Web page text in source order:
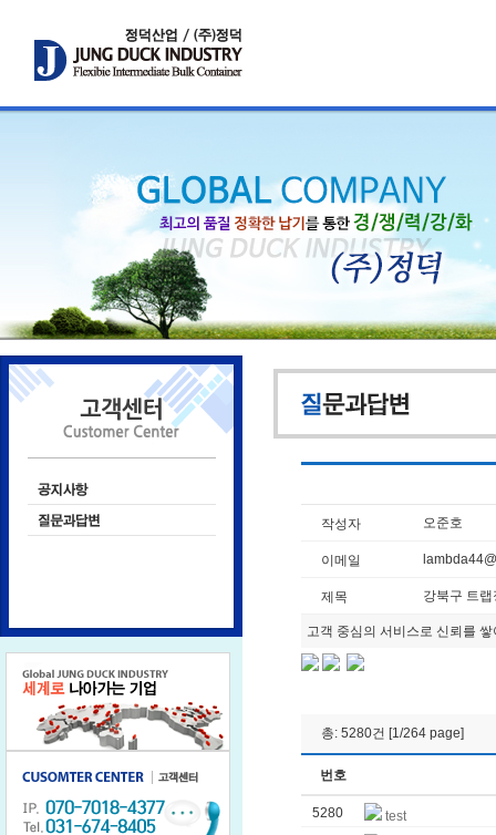
작성자 오준호
이메일
제목 강북구 트랩
고객 중심의 서비스로 신뢰를
총: 5280건 [1/264 page]
번호
5280
test